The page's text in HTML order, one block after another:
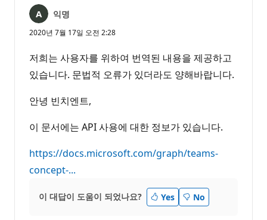
익명
2020년 7월 17일 오전 2:28
저희는 사용자를 위하여 번역된 내용을 제공하고
있습니다. 문법적 오류가 있더라도 양해바랍니다.
안녕 빈치엔트,
이 문서에는 API 사용에 대한 정보가 있습니다.
https://docs.microsoft.com/graph/teams-
concept-...
이 대답이 도움이 되었나요? Yes No